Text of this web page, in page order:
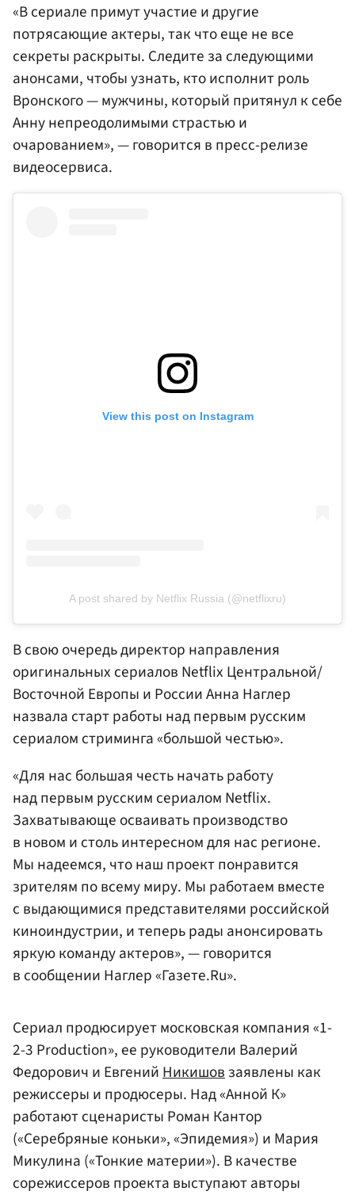
«В сериале примут участие и другие
потрясающие актеры, так что еще не все
секреты раскрыты. Следите за следующими
анонсами, чтобы узнать, кто исполнит роль
Вронского — мужчины, который притянул к себе
Анну непреодолимыми страстью и
очарованием», — говорится в пресс-релизе
видеосервиса.
View this post on Instagram
A post shared by Netflix Russia (@netflixru)
В свою очередь директор направления
оригинальных сериалов Netflix Центральной/
Восточной Европы и России Анна Наглер
назвала старт работы над первым русским
сериалом стриминга «большой честью».
«Для нас большая честь начать работу
над первым русским сериалом Netflix.
Захватывающе осваивать производство
в новом и столь интересном для нас регионе.
Мы надеемся, что наш проект понравится
зрителям по всему миру. Мы работаем вместе
с выдающимися представителями российской
киноиндустрии, и теперь рады анонсировать
яркую команду актеров», — говорится
в сообщении Наглер «Газете.Ru».
Сериал продюсирует московская компания «1-
2-3 Production», ее руководители Валерий
Федорович и ЕвгенийНикишовзаявлены как
режиссеры и продюсеры. Над «Анной К»
работают сценаристы Роман Кантор
(«Серебряные коньки», «Эпидемия») и Мария
Микулина («Тонкие материи»). В качестве
сорежиссеров проекта выступают авторы